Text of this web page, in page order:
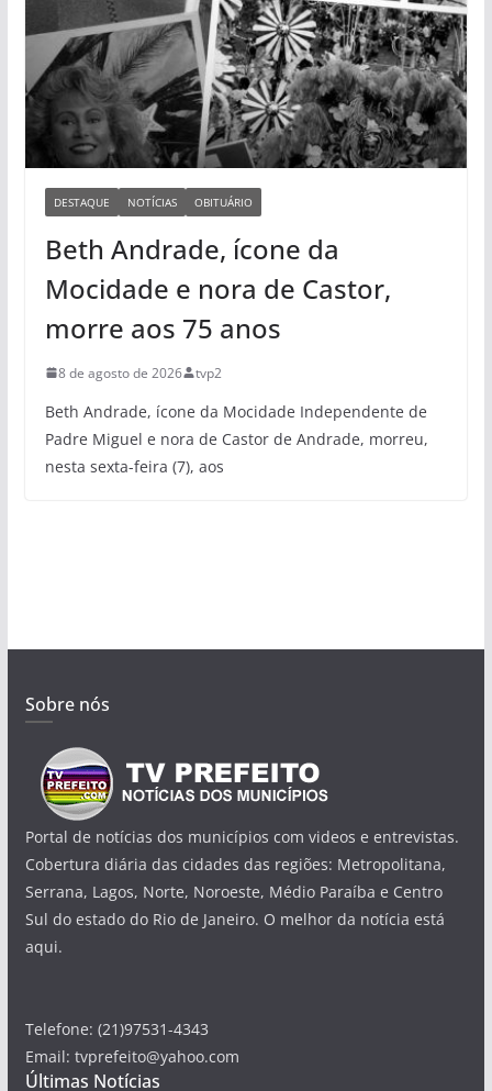
DESTAQUE NOTÍCIAS OBITUÁRIO
Beth Andrade, ícone da
Mocidade e nora de Castor,
morre aos 75 anos
8 de agosto de 2026 tvp2
Beth Andrade, ícone da Mocidade Independente de
Padre Miguel e nora de Castor de Andrade, morreu,
nesta sexta-feira (7), aos
Sobre nós
Portal de notícias dos municípios com videos e entrevistas.
Cobertura diária das cidades das regiões: Metropolitana,
Serrana, Lagos, Norte, Noroeste, Médio Paraíba e Centro
Sul do estado do Rio de Janeiro. O melhor da notícia está
aqui.
Telefone: (21)97531-4343
Email: tvprefeito@yahoo.com
Últimas Notícias